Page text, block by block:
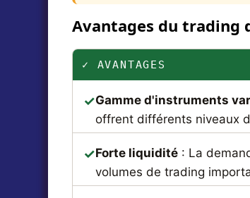
Avantages du trading
✓ AVANTAGES
Gamme d'instruments
offrent différents niveaux
Forte liquidité : La
volumes de trading